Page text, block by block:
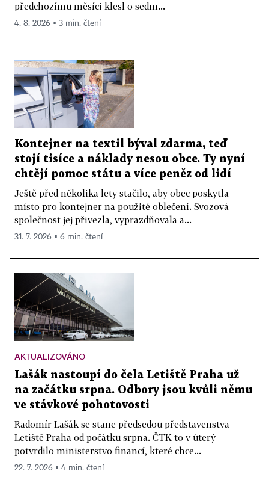
předchozímu měsíci klesl o sedm...
4. 8. 2026 ▪ 3 min. čtení
Kontejner na textil býval zdarma, teď
stojí tisíce a náklady nesou obce. Ty nyní
chtějí pomoc státu a více peněz od lidí
Ještě před několika lety stačilo, aby obec poskytla
místo pro kontejner na použité oblečení. Svozová
společnost jej přivezla, vyprazdňovala a...
31. 7. 2026 ▪ 6 min. čtení
AKTUALIZOVÁNO
Lašák nastoupí do čela Letiště Praha už
na začátku srpna. Odbory jsou kvůli němu
ve stávkové pohotovosti
Radomír Lašák se stane předsedou představenstva
Letiště Praha od počátku srpna. ČTK to v úterý
potvrdilo ministerstvo financí, které chce...
22. 7. 2026 ▪ 4 min. čtení